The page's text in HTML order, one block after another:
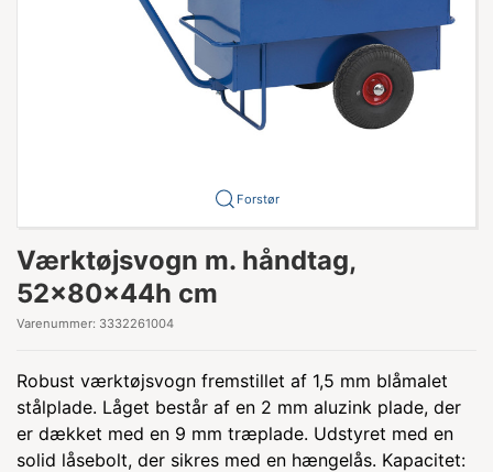
Forstør
Værktøjsvogn m. håndtag,
52x80x44h cm
Varenummer: 3332261004
Robust værktøjsvogn fremstillet af 1,5 mm blåmalet
stålplade. Låget består af en 2 mm aluzink plade, der
er dækket med en 9 mm træplade. Udstyret med en
solid låsebolt, der sikres med en hængelås. Kapacitet: